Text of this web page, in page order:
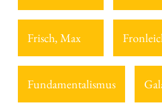
Frisch, Max
Fundamentalismus